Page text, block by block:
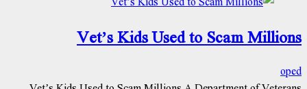
Vet’s Kids Used to Scam Millions
oped